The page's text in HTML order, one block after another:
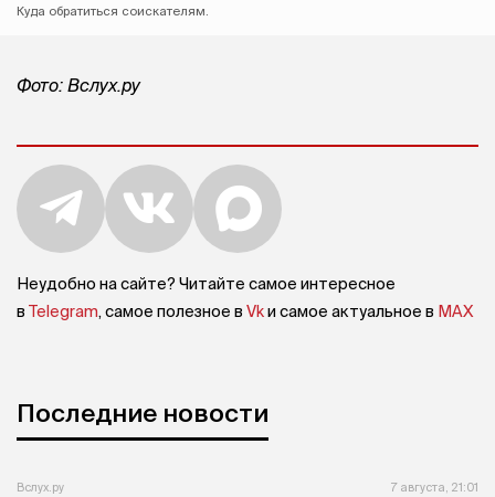
Куда обратиться соискателям.
Фото: Вслух.ру
Неудобно на сайте? Читайте самое интересное
в Telegram, самое полезное в Vkи самое актуальное в MAX
Последние новости
Вслух.ру 7 августа, 21:01